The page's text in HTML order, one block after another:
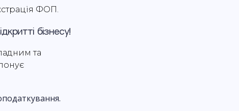
ФОП.
бізнесу!
та